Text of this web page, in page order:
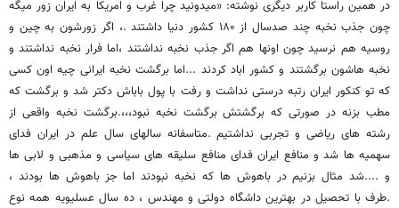
در همین راستا کاربر دیگری نوشته: «میدونید چرا غرب و امریکا به ایران زور میگه
چون جذب نخبه چند صدسال از ۱۸۰ کشور دنیا داشتند .، اگر زورشون به چین و
روسیه هم نرسید چون اونها هم اگر جذب نخبه نداشتند ،اما فرار نخبه نداشتند و
نخبه هاشون برگشتند و کشور اباد کردند ...اما برگشت نخبه ایرانی چیه اون کسی
که تو کنکور ایران رتبه درستی نداشت و رفت با پول باباش دکتر شد و برگشت که
مطب بزنه در صورتی که برگشتش برگشت نخبه نبود،،،.برگشت نخبه واقعی از
رشته های ریاضی و تجربی نداشتیم .متاسفانه سالهای سال علم در ایران فدای
سهمیه ها شد و منافع ایران فدای منافع سلیقه های سیاسی و مذهبی و لابی ها
و ....شد مثال بزنیم در باهوش ها که نخبه نبودند اما جز باهوش ها بودند ،
.طرف با تحصیل در بهترین داشگاه دولتی و مهندس ، ده سال عسلیویه همه نوع